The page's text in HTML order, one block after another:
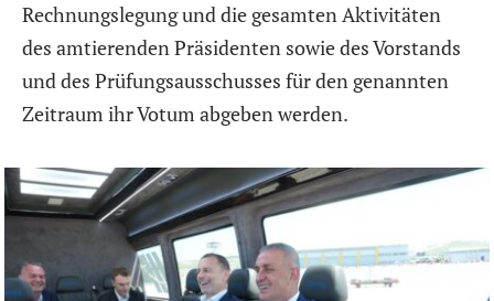
Rechnungslegung und die gesamten Aktivitäten
des amtierenden Präsidenten sowie des Vorstands
und des Prüfungsausschusses für den genannten
Zeitraum ihr Votum abgeben werden.